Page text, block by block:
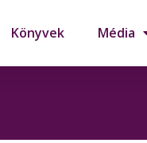
Könyvek Média